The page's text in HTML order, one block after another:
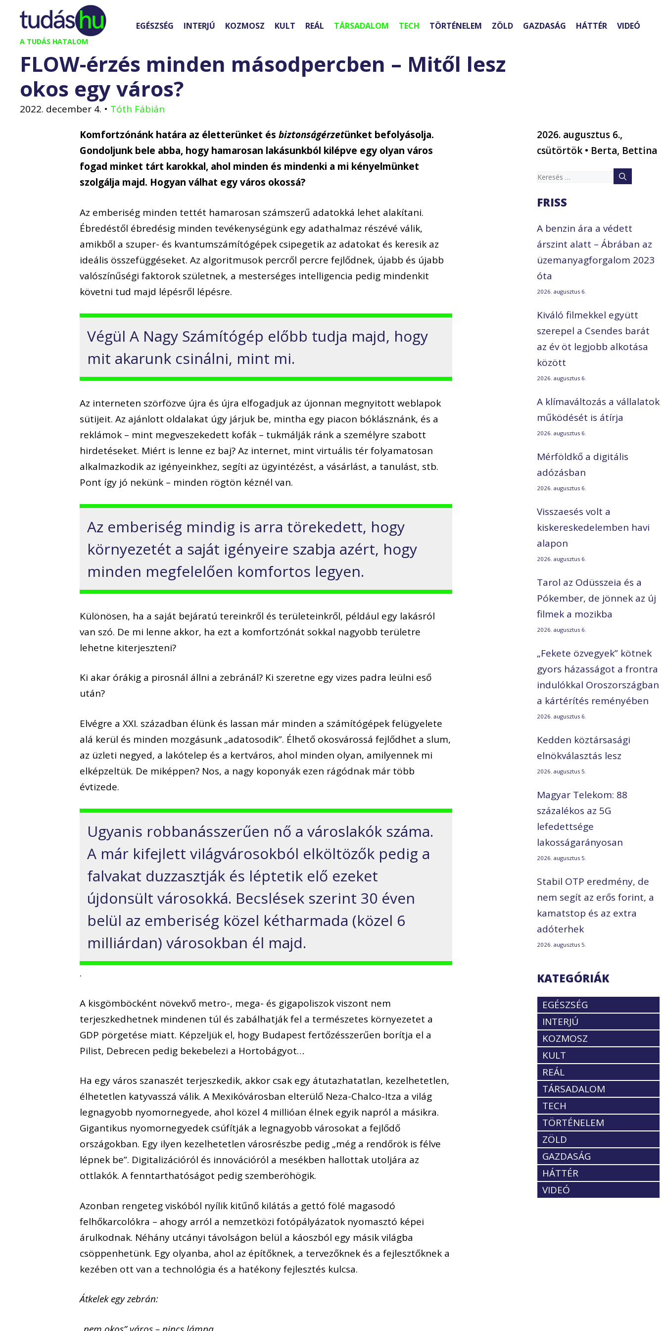
Kilépés
tartalomba
A TUDÁS HATALOM
EGÉSZSÉG INTERJÚ KOZMOSZ KULT REÁL TÁRSADALOM TECH TÖRTÉNELEM ZÖLD GAZDASÁG HÁTTÉR VIDEÓ
FLOW-érzés minden másodpercben – Mitől lesz
okos egy város?
2022. december 4. • Tóth Fábián
Komfortzónánk határa az életterünket ésbiztonságérzetünket befolyásolja.
Gondoljunk bele abba, hogy hamarosan lakásunkból kilépve egy olyan város
fogad minket tárt karokkal, ahol minden és mindenki a mi kényelmünket
szolgálja majd. Hogyan válhat egy város okossá?
Az emberiség minden tettét hamarosan számszerű adatokká lehet alakítani.
Ébredéstől ébredésig minden tevékenységünk egy adathalmaz részévé válik,
amikből a szuper- és kvantumszámítógépek csipegetik az adatokat és keresik az
ideális összefüggéseket. Az algoritmusok percről percre fejlődnek, újabb és újabb
valószínűségi faktorok születnek, a mesterséges intelligencia pedig mindenkit
követni tud majd lépésről lépésre.
Végül A Nagy Számítógép előbb tudja majd, hogy
mit akarunk csinálni, mint mi.
Az interneten szörfözve újra és újra elfogadjuk az újonnan megnyitott weblapok
sütijeit. Az ajánlott oldalakat úgy járjuk be, mintha egy piacon bóklásznánk, és a
reklámok – mint megveszekedett kofák – tukmálják ránk a személyre szabott
hirdetéseket. Miért is lenne ez baj? Az internet, mint virtuális tér folyamatosan
alkalmazkodik az igényeinkhez, segíti az ügyintézést, a vásárlást, a tanulást, stb.
Pont így jó nekünk – minden rögtön kéznél van.
Az emberiség mindig is arra törekedett, hogy
környezetét a saját igényeire szabja azért, hogy
minden megfelelően komfortos legyen.
Különösen, ha a saját bejáratú tereinkről és területeinkről, például egy lakásról
van szó. De mi lenne akkor, ha ezt a komfortzónát sokkal nagyobb területre
lehetne kiterjeszteni?
Ki akar órákig a pirosnál állni a zebránál? Ki szeretne egy vizes padra leülni eső
után?
Elvégre a XXI. században élünk és lassan már minden a számítógépek felügyelete
alá kerül és minden mozgásunk „adatosodik”. Élhető okosvárossá fejlődhet a slum,
az üzleti negyed, a lakótelep és a kertváros, ahol minden olyan, amilyennek mi
elképzeltük. De miképpen? Nos, a nagy koponyák ezen rágódnak már több
évtizede.
Ugyanis robbanásszerűen nő a városlakók száma.
A már kifejlett világvárosokból elköltözők pedig a
falvakat duzzasztják és léptetik elő ezeket
újdonsült városokká. Becslések szerint 30 éven
belül az emberiség közel kétharmada (közel 6
milliárdan) városokban él majd.
.
A kisgömböcként növekvő metro-, mega- és gigapoliszok viszont nem
terjeszkedhetnek mindenen túl és zabálhatják fel a természetes környezetet a
GDP pörgetése miatt. Képzeljük el, hogy Budapest fertőzésszerűen borítja el a
Pilist, Debrecen pedig bekebelezi a Hortobágyot…
Ha egy város szanaszét terjeszkedik, akkor csak egy átutazhatatlan, kezelhetetlen,
élhetetlen katyvasszá válik. A Mexikóvárosban elterülő Neza-Chalco-Itza a világ
legnagyobb nyomornegyede, ahol közel 4 millióan élnek egyik napról a másikra.
Gigantikus nyomornegyedek csúfítják a legnagyobb városokat a fejlődő
országokban. Egy ilyen kezelhetetlen városrészbe pedig „még a rendőrök is félve
lépnek be”. Digitalizációról és innovációról a mesékben hallottak utoljára az
ottlakók. A fenntarthatóságot pedig szemberöhögik.
Azonban rengeteg viskóból nyílik kitűnő kilátás a gettó fölé magasodó
felhőkarcolókra – ahogy arról a nemzetközi fotópályázatok nyomasztó képei
árulkodnak. Néhány utcányi távolságon belül a káoszból egy másik világba
csöppenhetünk. Egy olyanba, ahol az építőknek, a tervezőknek és a fejlesztőknek a
kezében ott van a technológia és a hatékony fejlesztés kulcsa.
Átkelek egy zebrán:
2026. augusztus 6.,
csütörtök • Berta, Bettina
Keresés:
FRISS
A benzin ára a védett
árszint alatt – Ábrában az
üzemanyagforgalom 2023
óta
2026. augusztus 6.
Kiváló filmekkel együtt
szerepel a Csendes barát
az év öt legjobb alkotása
között
2026. augusztus 6.
A klímaváltozás a vállalatok
működését is átírja
2026. augusztus 6.
Mérföldkő a digitális
adózásban
2026. augusztus 6.
Visszaesés volt a
kiskereskedelemben havi
alapon
2026. augusztus 6.
Tarol az Odüsszeia és a
Pókember, de jönnek az új
filmek a mozikba
2026. augusztus 6.
„Fekete özvegyek” kötnek
gyors házasságot a frontra
indulókkal Oroszországban
a kártérítés reményében
2026. augusztus 6.
Kedden köztársasági
elnökválasztás lesz
2026. augusztus 5.
Magyar Telekom: 88
százalékos az 5G
lefedettsége
lakosságarányosan
2026. augusztus 5.
Stabil OTP eredmény, de
nem segít az erős forint, a
kamatstop és az extra
adóterhek
2026. augusztus 5.
KATEGÓRIÁK
EGÉSZSÉG
INTERJÚ
KOZMOSZ
KULT
REÁL
TÁRSADALOM
TECH
TÖRTÉNELEM
ZÖLD
GAZDASÁG
HÁTTÉR
VIDEÓ